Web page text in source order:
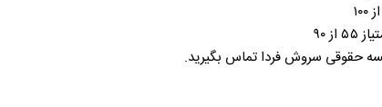
حقوقی سروش فردا تماس بگیرید.